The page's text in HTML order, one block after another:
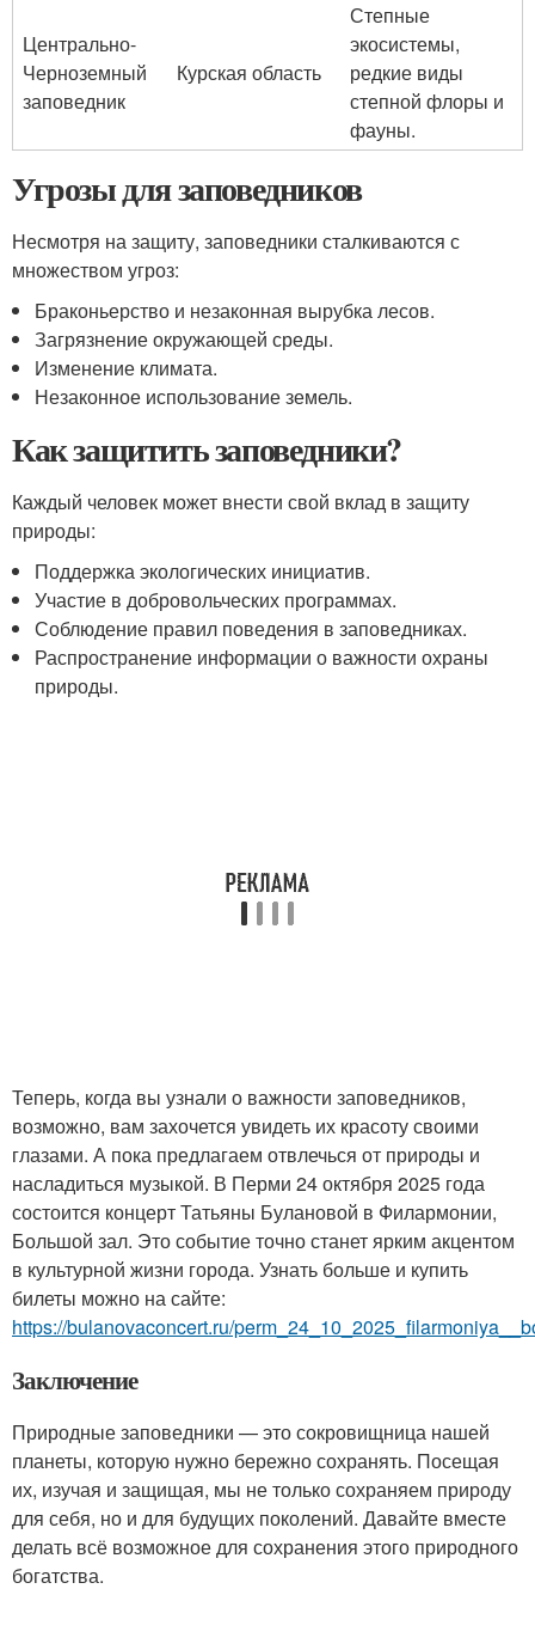
Центрально-
Черноземный
заповедник
Курская область
Степные
экосистемы,
редкие виды
степной флоры и
фауны.
Угрозы для заповедников
Несмотря на защиту, заповедники сталкиваются с
множеством угроз:
Браконьерство и незаконная вырубка лесов.
Загрязнение окружающей среды.
Изменение климата.
Незаконное использование земель.
Как защитить заповедники?
Каждый человек может внести свой вклад в защиту
природы:
Поддержка экологических инициатив.
Участие в добровольческих программах.
Соблюдение правил поведения в заповедниках.
Распространение информации о важности охраны
природы.
Теперь, когда вы узнали о важности заповедников,
возможно, вам захочется увидеть их красоту своими
глазами. А пока предлагаем отвлечься от природы и
насладиться музыкой. В Перми 24 октября 2025 года
состоится концерт Татьяны Булановой в Филармонии,
Большой зал. Это событие точно станет ярким акцентом
в культурной жизни города. Узнать больше и купить
билеты можно на сайте:
https://bulanovaconcert.ru/
Заключение
Природные заповедники — это сокровищница нашей
планеты, которую нужно бережно сохранять. Посещая
их, изучая и защищая, мы не только сохраняем природу
для себя, но и для будущих поколений. Давайте вместе
делать всё возможное для сохранения этого природного
богатства.